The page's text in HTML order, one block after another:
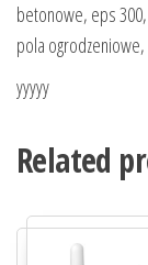
betonowe, eps
pola
yyyyy
Related